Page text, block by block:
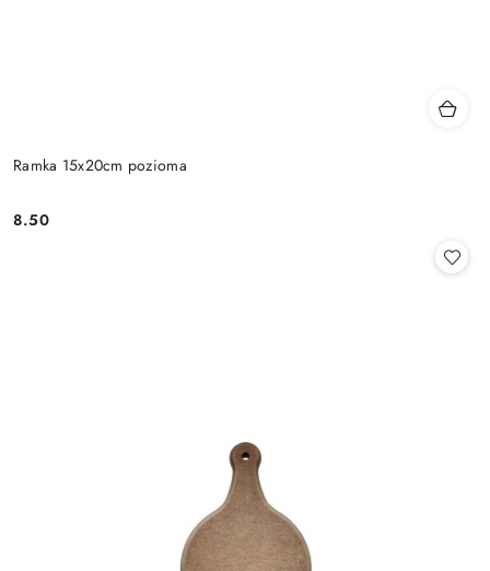
Ramka 15x20cm pozioma
Cena:
8.50